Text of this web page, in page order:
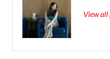
View all